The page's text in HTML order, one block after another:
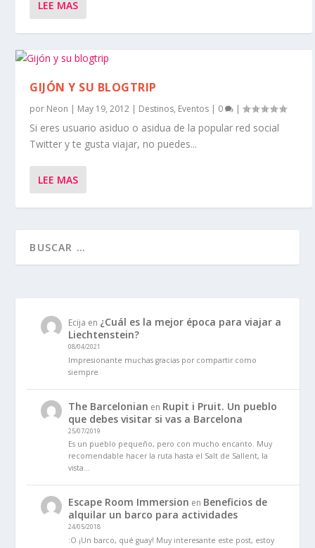
LEE MAS
GIJÓN Y SU BLOGTRIP
por Neon | May 19, 2012 | Destinos, Eventos | 0 |
Si eres usuario asiduo o asidua de la popular red social
Twitter y te gusta viajar, no puedes...
LEE MAS
Ecija en ¿Cuál es la mejor época para viajar a
Liechtenstein?
08/04/2021
Impresionante muchas gracias por compartir como
siempre
The Barcelonian en Rupit i Pruit. Un pueblo
que debes visitar si vas a Barcelona
25/07/2019
Es un pueblo pequeño, pero con mucho encanto. Muy
recomendable hacer la ruta hasta el Salt de Sallent, la
vista…
Escape Room Immersion en Beneficios de
alquilar un barco para actividades
24/05/2018
:O ¡Un barco, qué guay! Muy interesante este post, estoy